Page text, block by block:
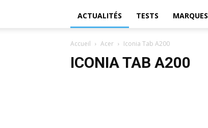
ACTUALITÉS TESTS MARQUES
Accueil Acer Iconia Tab A200
ICONIA TAB A200